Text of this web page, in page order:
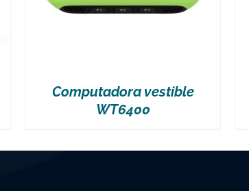
Computadora vestible
WT6400